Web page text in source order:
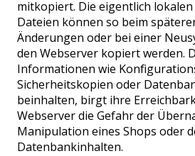
mitkopiert. Die eigentlich lokalen
Dateien können so beim
Änderungen oder bei einer
den Webserver kopiert werden.
Informationen wie
Sicherheitskopien oder
beinhalten, birgt ihre
Webserver die Gefahr der
Manipulation eines Shops oder
Datenbankinhalten.